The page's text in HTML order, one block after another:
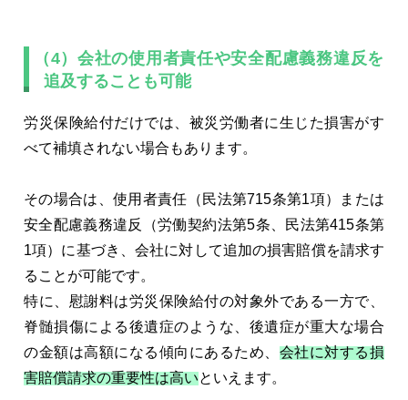
（4）会社の使用者責任や安全配慮義務違反を
追及することも可能
労災保険給付だけでは、被災労働者に生じた損害がす
べて補填されない場合もあります。
その場合は、使用者責任（民法第715条第1項）または
安全配慮義務違反（労働契約法第5条、民法第415条第
1項）に基づき、会社に対して追加の損害賠償を請求す
ることが可能です。
特に、慰謝料は労災保険給付の対象外である一方で、
脊髄損傷による後遺症のような、後遺症が重大な場合
の金額は高額になる傾向にあるため、 会社に対する損
害賠償請求の重要性は高いといえます。